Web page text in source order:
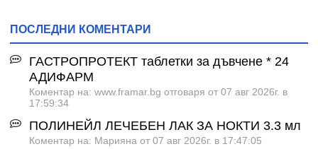
ПОСЛЕДНИ КОМЕНТАРИ
ГАСТРОПРОТЕКТ таблетки за дъвчене * 24
АДИФАРМ
Коментар на: www.framar.bg отговаря от 07 авг 2026г. в
17:59:34
ПОЛИНЕЙЛ ЛЕЧЕБЕН ЛАК ЗА НОКТИ 3.3 мл
Коментар на: Марияна от 07 авг 2026г. в 17:47:05